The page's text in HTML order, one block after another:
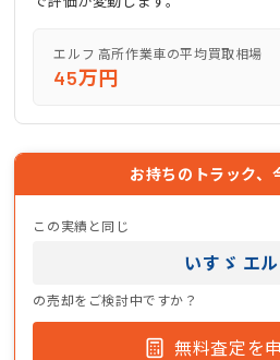
エルフ 高所作業車の平均買取相場
45万円
お持ちのトラック、
この実績と同じ
いすゞ エ
の売却をご検討中ですか？
無料査定を